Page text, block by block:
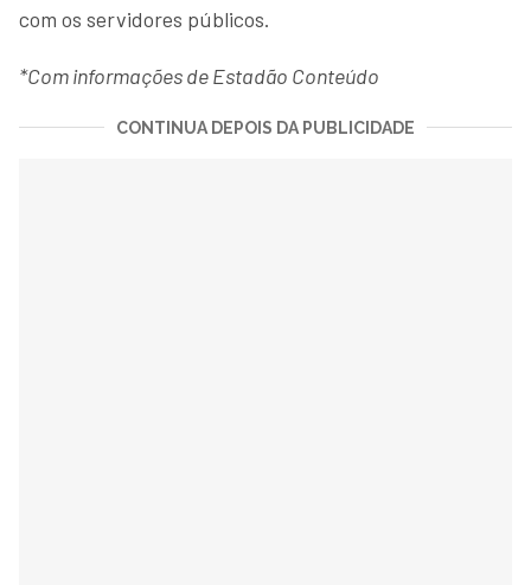
com os servidores públicos.
*Com informações de Estadão Conteúdo
CONTINUA DEPOIS DA PUBLICIDADE